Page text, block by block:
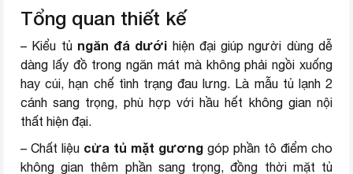
Chất liệu cửa tủ
Chất liệu khay Kính chịu lực
Kích thước
Cao 178.3 cm – Rộng 59.5 cm –
Nơi sản xuất Việt Nam
Tổng quan thiết kế
– Kiểu tủ ngăn đá dưới hiện đại giúp người dùng dễ
dàng lấy đồ trong ngăn mát mà không phải ngồi xuống
hay cúi, hạn chế tình trạng đau lưng. Là mẫu tủ lạnh 2
cánh sang trọng, phù hợp với hầu hết không gian nội
thất hiện đại.
– Chất liệu cửa tủ mặt gương góp phần tô điểm cho
không gian thêm phần sang trọng, đồng thời mặt tủ